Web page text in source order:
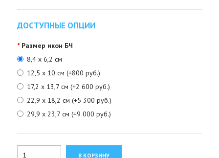
ДОСТУПНЫЕ ОПЦИИ
Размер икон БЧ
8,4 х 6,2 см
12,5 x 10 см (+800 руб.)
17,2 х 13,7 см (+2 600 руб.)
22,9 х 18,2 см (+5 300 руб.)
29,9 х 23,7 см (+9 000 руб.)